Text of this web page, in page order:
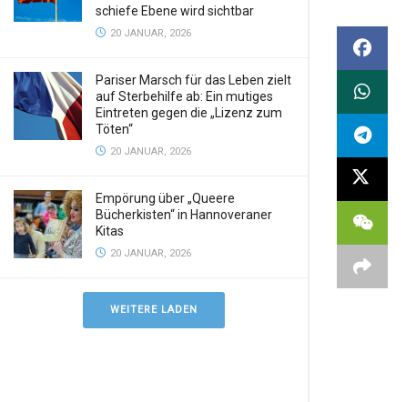
schiefe Ebene wird sichtbar
20 JANUAR, 2026
Pariser Marsch für das Leben zielt
auf Sterbehilfe ab: Ein mutiges
Eintreten gegen die „Lizenz zum
Töten“
20 JANUAR, 2026
Empörung über „Queere
Bücherkisten“ in Hannoveraner
Kitas
20 JANUAR, 2026
WEITERE LADEN